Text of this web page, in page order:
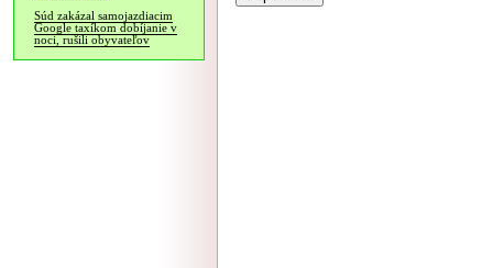
Súd zakázal samojazdiacim
Google taxíkom dobíjanie v
noci, rušili obyvateľov